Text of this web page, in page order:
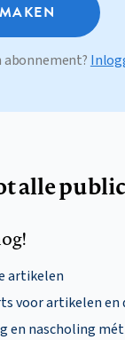
abonnement?
alle
artikelen
voor artikelen en
en nascholing